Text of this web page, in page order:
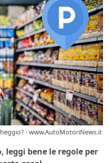
- www.AutoMotoriNews.it
leggi bene le regole per